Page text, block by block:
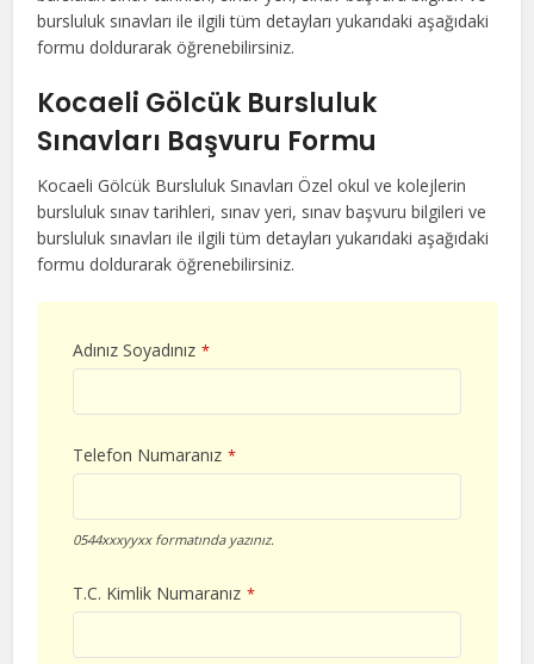
bursluluk sınavları ile ilgili tüm detayları yukarıdaki aşağıdaki
formu doldurarak öğrenebilirsiniz.
Kocaeli Gölcük Bursluluk
Sınavları Başvuru Formu
Kocaeli Gölcük Bursluluk Sınavları Özel okul ve kolejlerin
bursluluk sınav tarihleri, sınav yeri, sınav başvuru bilgileri ve
bursluluk sınavları ile ilgili tüm detayları yukarıdaki aşağıdaki
formu doldurarak öğrenebilirsiniz.
Adınız Soyadınız *
Telefon Numaranız *
0544xxxyyxx formatında yazınız.
T.C. Kimlik Numaranız *